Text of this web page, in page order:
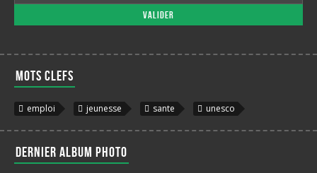
Valider
Mots clefs
emploi jeunesse sante unesco
Dernier album photo